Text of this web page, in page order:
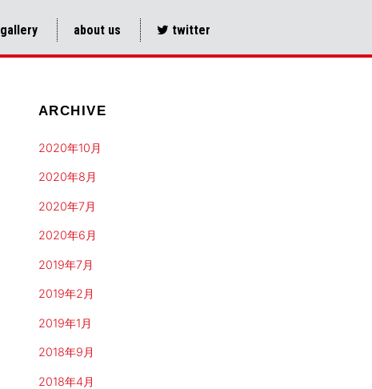
gallery about us twitter
ARCHIVE
2020年10月
2020年8月
2020年7月
2020年6月
2019年7月
2019年2月
2019年1月
2018年9月
2018年4月